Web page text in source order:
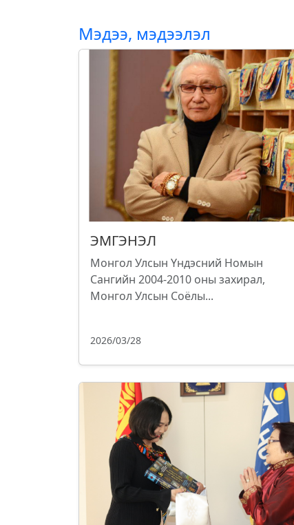
Мэдээ, мэдээлэл
ЭМГЭНЭЛ
Монгол Улсын Үндэсний Номын
Сангийн 2004-2010 оны захирал,
Монгол Улсын Соёлы...
2026/03/28